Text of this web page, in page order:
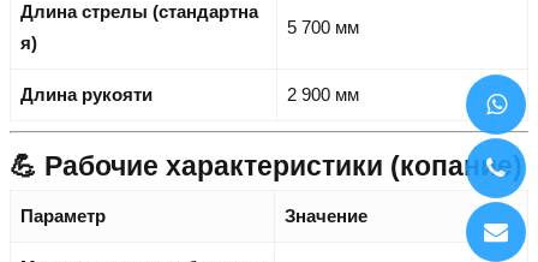
Длина стрелы (стандартна
я)
5 700 мм
Длина рукояти 2 900 мм
💪 Рабочие характеристики (копание)
Параметр Значение